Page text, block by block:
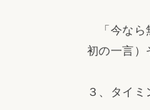
「今なら
初の一言）
３、タイミ